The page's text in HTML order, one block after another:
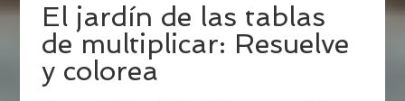
El jardín de las tablas
de multiplicar: Resuelve
y colorea